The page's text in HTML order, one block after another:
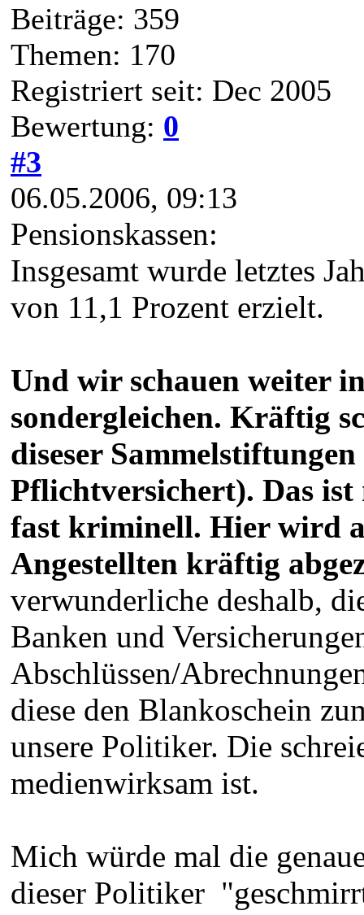
Beiträge: 359
Themen: 170
Registriert seit: Dec 2005
Bewertung: 0
#3
06.05.2006, 09:13
Pensionskassen:
Insgesamt wurde letztes
von 11,1 Prozent erzielt.
Und wir schauen weiter
sondergleichen. Kräftig
diseser
Pflichtversichert). Das
fast kriminell. Hier wird
Angestellten kräftig
verwunderliche deshalb,
Banken und
Abschlüssen/
diese den Blankoschein
unsere Politiker. Die
medienwirksam ist.
Mich würde mal die
dieser Politiker